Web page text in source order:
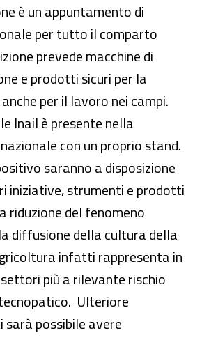
è un appuntamento di
per tutto il comparto
prevede macchine di
e prodotti sicuri per la
per il lavoro nei campi.
Inail è presente nella
con un proprio stand.
saranno a disposizione
iniziative, strumenti e prodotti
riduzione del fenomeno
diffusione della cultura della
infatti rappresenta in
più a rilevante rischio
Ulteriore
sarà possibile avere